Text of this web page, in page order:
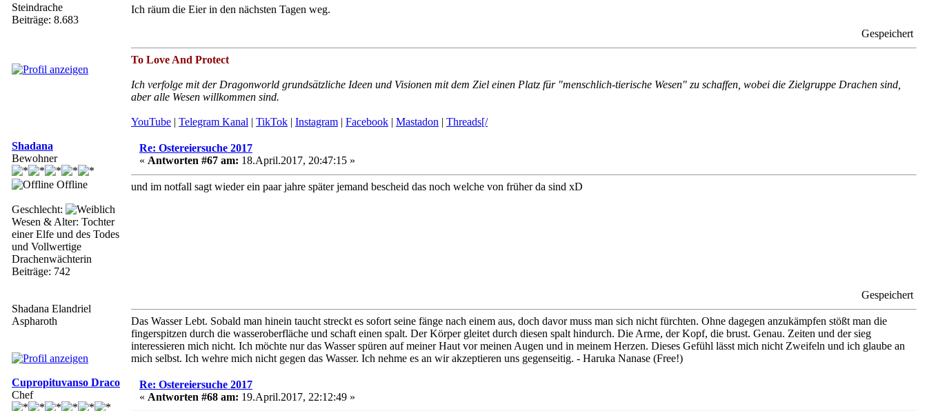
Steindrache
Beiträge: 8.683
Ich räum die Eier in den nächsten Tagen weg.
Gespeichert
To Love And Protect
Ich verfolge mit der Dragonworld grundsätzliche Ideen und Visionen mit dem Ziel einen Platz für "menschlich-tierische Wesen" zu schaffen, wobei die Zielgruppe Drachen sind,
aber alle Wesen willkommen sind.
YouTube | Telegram Kanal | TikTok | Instagram | Facebook | Mastadon | Threads[/
Shadana
Bewohner
Offline
Geschlecht:
Wesen & Alter: Tochter
einer Elfe und des Todes
und Vollwertige
Drachenwächterin
Beiträge: 742
Shadana Elandriel
Aspharoth
Re: Ostereiersuche 2017
« Antworten #67 am: 18.April.2017, 20:47:15 »
und im notfall sagt wieder ein paar jahre später jemand bescheid das noch welche von früher da sind xD
Gespeichert
Das Wasser Lebt. Sobald man hinein taucht streckt es sofort seine fänge nach einem aus, doch davor muss man sich nicht fürchten. Ohne dagegen anzukämpfen stößt man die
fingerspitzen durch die wasseroberfläche und schaft einen spalt. Der Körper gleitet durch diesen spalt hindurch. Die Arme, der Kopf, die brust. Genau. Zeiten und der sieg
interessieren mich nicht. Ich möchte nur das Wasser spüren auf meiner Haut vor meinen Augen und in meinem Herzen. Dieses Gefühl lässt mich nicht Zweifeln und ich glaube an
mich selbst. Ich wehre mich nicht gegen das Wasser. Ich nehme es an wir akzeptieren uns gegenseitig. - Haruka Nanase (Free!)
Cupropituvanso Draco
Chef
Re: Ostereiersuche 2017
« Antworten #68 am: 19.April.2017, 22:12:49 »